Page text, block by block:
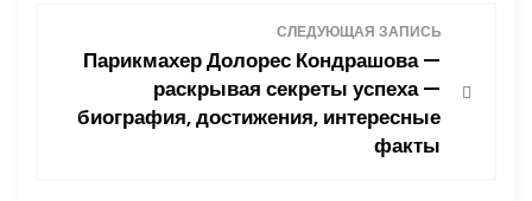
СЛЕДУЮЩАЯ ЗАПИСЬ
Парикмахер Долорес Кондрашова —
раскрывая секреты успеха —
биография, достижения, интересные
факты